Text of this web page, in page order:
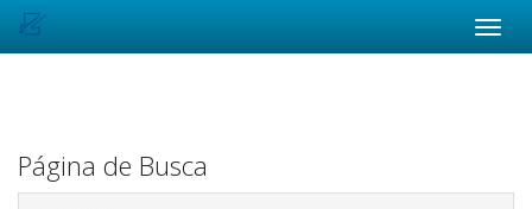
Página de Busca